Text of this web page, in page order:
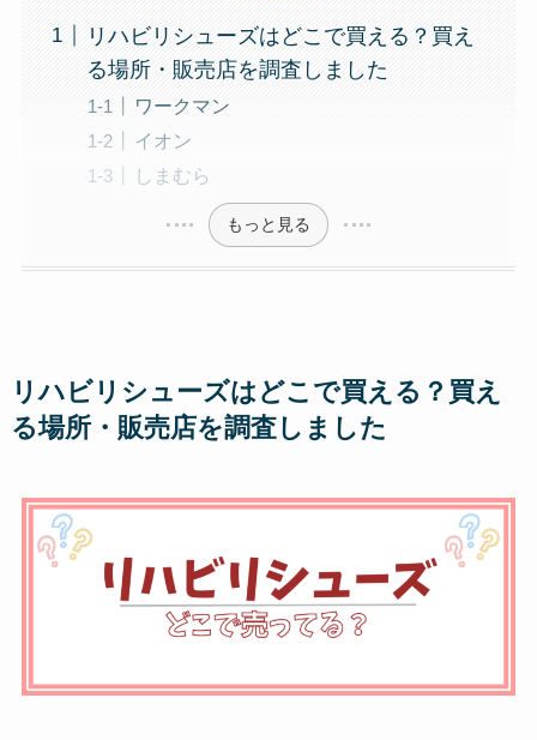
リハビリシューズはどこで買える？買え
る場所・販売店を調査しました
ワークマン
イオン
しまむら
もっと見る
リハビリシューズはどこで買える？買え
る場所・販売店を調査しました